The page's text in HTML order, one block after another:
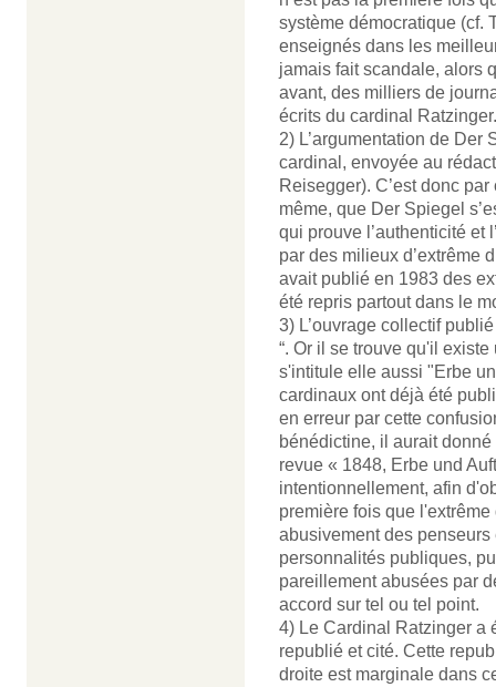
système démocratique (cf.
enseignés dans les
jamais fait scandale, alors
avant, des milliers de
écrits du cardinal Ratzinger.
2) L’argumentation de Der
cardinal, envoyée au
Reisegger). C’est donc
même, que Der Spiegel
qui prouve l’authenticité et
par des milieux d’extrême
avait publié en 1983 des
été repris partout dans le
3) L’ouvrage collectif
“. Or il se trouve qu'il
s'intitule elle aussi "Erbe
cardinaux ont déjà été
en erreur par cette
bénédictine, il aurait
revue « 1848, Erbe und
intentionnellement, afin
première fois que
abusivement des
personnalités publiques,
pareillement abusées par
accord sur tel ou tel point.
4) Le Cardinal Ratzinger a
republié et cité. Cette
droite est marginale dans